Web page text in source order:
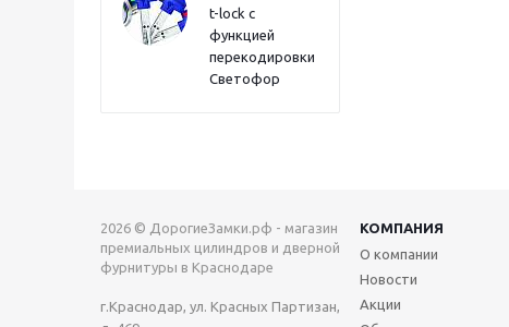
t-lock с
функцией
перекодировки
Светофор
2026 © ДорогиеЗамки.рф - магазин
премиальных цилиндров и дверной
фурнитуры в Краснодаре
г.Краснодар, ул. Красных Партизан,
КОМПАНИЯ
О компании
Новости
Акции